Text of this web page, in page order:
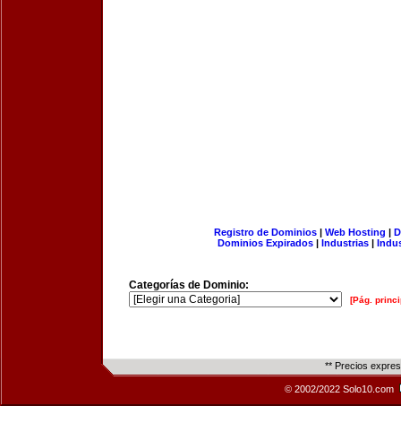
Registro de Dominios| Web Hosting |
Dominios Expirados | Industrias |
Categorías de Dominio:
[Pág.
** Precios
© 2002/2022 Solo10.com